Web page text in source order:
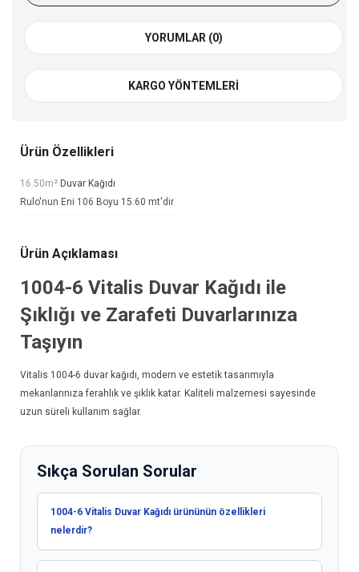
YORUMLAR (0)
KARGO YÖNTEMLERI
Ürün Özellikleri
16.50m² Duvar Kağıdı
Rulo'nun Eni 106 Boyu 15.60 mt'dir
Ürün Açıklaması
1004-6 Vitalis Duvar Kağıdı ile
Şıklığı ve Zarafeti Duvarlarınıza
Taşıyın
Vitalis 1004-6 duvar kağıdı , modern ve estetik tasarımıyla
mekanlarınıza ferahlık ve şıklık katar. Kaliteli malzemesi sayesinde
uzun süreli kullanım sağlar.
Sıkça Sorulan Sorular
1004-6 Vitalis Duvar Kağıdı ürününün özellikleri
nelerdir?